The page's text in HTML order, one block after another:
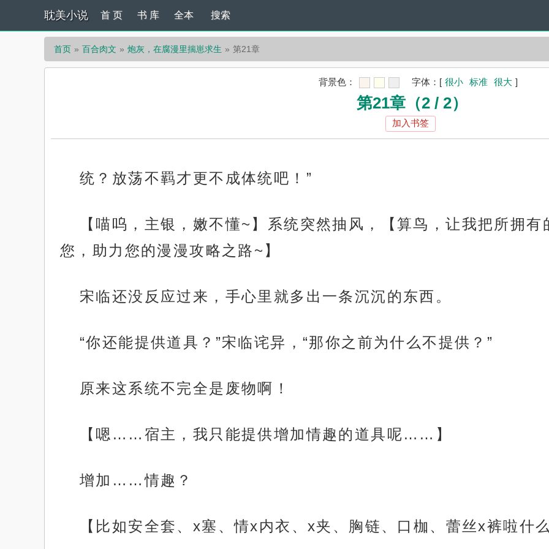
耽美小说 首 页 书 库 全本 搜索
首页 百合肉文 炮灰，在腐漫里揣崽求生 第21章
背景色： 字体： [ 很小 标准 很大 ]
第21章（2 / 2）
加入书签
统？放荡不羁才更不成体统吧！”
【喵呜，主银，嫩不懂~】系统突然抽风，【算鸟，让我把所拥
您，助力您的漫漫攻略之路~】
宋临还没反应过来，手心里就多出一条沉沉的东西。
“你还能提供道具？”宋临诧异，“那你之前为什么不提供？”
原来这系统不完全是废物啊！
【嗯……宿主，我只能提供增加情趣的道具呢……】
增加……情趣？
【比如安全套、x塞、情x内衣、x夹、胸链、口枷、蕾丝x裤啦什